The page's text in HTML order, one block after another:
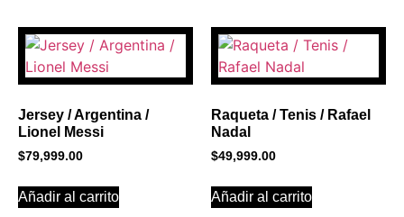
Jersey / Argentina /
Lionel Messi
$79,999.00
Añadir al carrito
Raqueta / Tenis / Rafael
Nadal
$49,999.00
Añadir al carrito